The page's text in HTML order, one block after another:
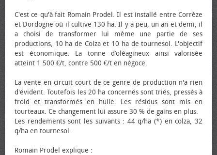
C'est ce qu'à fait Romain Prodel. Il est installé entre Corrèze
et Dordogne où il cultive 130 ha. Il y a peu, un an et demi, il
a choisi de transformer lui même une partie de ses
productions, 10 ha de Colza et 10 ha de tournesol. L'objectif
est économique. La tonne d’oléagineux ainsi valorisée
atteint 1 500 €/t, contre 500 €/t en négoce.
La vente en circuit court de ce genre de production n'a rien
d'évident. Toutefois les 20 ha concernés sont triés, pressés à
froid et transformés en huile. Les résidus sont mis en
tourteaux. Ce changement lui assure 30 % de gains en plus.
Les rendements sont les suivants : 44 q/ha (*) en colza, 32
q/ha en tournesol.
Romain Prodel explique :